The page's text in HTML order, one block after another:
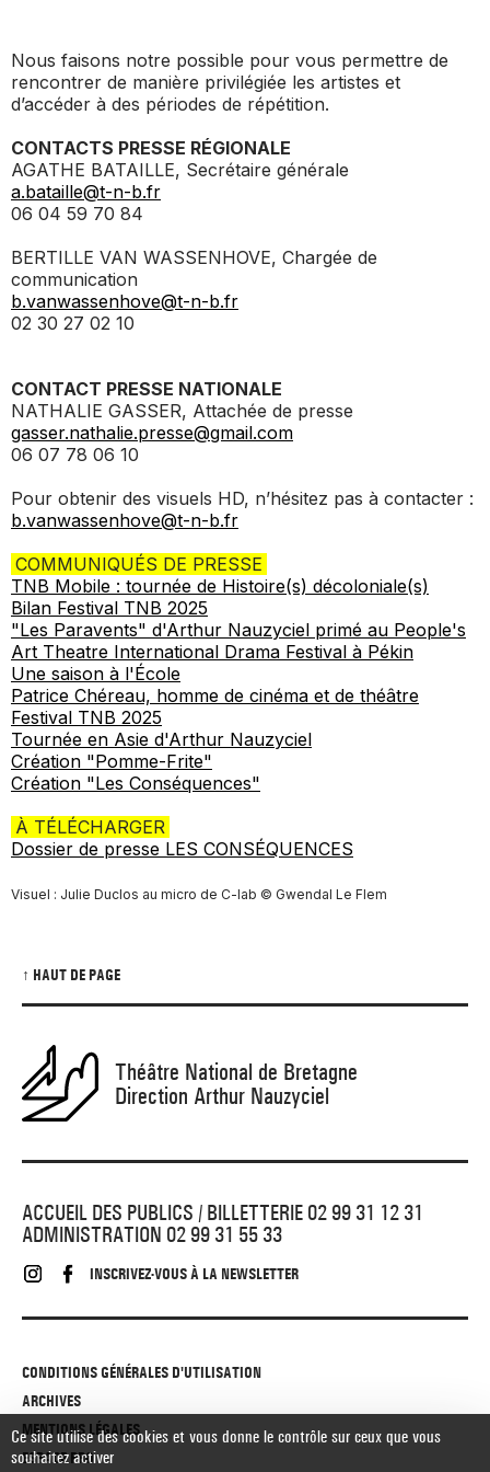
_ ACTION TERRITORIALE
_ ACTION CULTURELLE
_ TNB SOLIDAIRE
_ TNB ÉCO-RESPONSABLE
_ ARCHIVES ET RESSOURCES
_ RÉSIDENCES D'ARTISTE
_ INTERNATIONAL
_ FORMATION
_ INSERTION PROFESSIONNELLE
_ INTERNATIONAL
_ CONTACTS ET INFOS PRATIQUES
_ NOS MÉCÈNES
_ DEVENEZ MÉCÈNE
_ SOUTENEZ LE FESTIVAL TNB
_ RENCONTRER
_ PRATIQUER
_ PROFITER
_ MARCHÉS
>
Nous faisons notre possible pour vous permettre de
rencontrer de manière privilégiée les artistes et
d’accéder à des périodes de répétition.
CONTACTS PRESSE RÉGIONALE
AGATHE BATAILLE, Secrétaire générale
a.bataille@t-n-b.fr
06 04 59 70 84
BERTILLE VAN WASSENHOVE, Chargée de
communication
b.vanwassenhove@t-n-b.fr
02 30 27 02 10
CONTACT PRESSE NATIONALE
NATHALIE GASSER, Attachée de presse
gasser.nathalie.presse@gmail.com
06 07 78 06 10
Pour obtenir des visuels HD, n’hésitez pas à contacter :
b.vanwassenhove@t-n-b.fr
COMMUNIQUÉS DE PRESSE
TNB Mobile : tournée de Histoire(s) décoloniale(s)
Bilan Festival TNB 2025
"Les Paravents" d'Arthur Nauzyciel primé au People's
Art Theatre International Drama Festival à Pékin
Une saison à l'École
Patrice Chéreau, homme de cinéma et de théâtre
Festival TNB 2025
Tournée en Asie d'Arthur Nauzyciel
Création "Pomme-Frite"
Création "Les Conséquences"
À TÉLÉCHARGER
Dossier de presse LES CONSÉQUENCES
Visuel : Julie Duclos au micro de C-lab © Gwendal Le Flem
↑ HAUT DE PAGE
Théâtre National de Bretagne
Direction Arthur Nauzyciel
ACCUEIL DES PUBLICS / BILLETTERIE 02 99 31 12 31
ADMINISTRATION 02 99 31 55 33
INSCRIVEZ-VOUS À LA NEWSLETTER
CONDITIONS GÉNÉRALES D'UTILISATION
ARCHIVES
MENTIONS LÉGALES
ESPACE PRO
Ce site utilise des cookies et vous donne le contrôle sur ceux que vous
souhaitez activer